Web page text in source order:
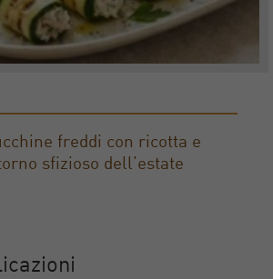
freddi con ricotta e
sfizioso dell’estate